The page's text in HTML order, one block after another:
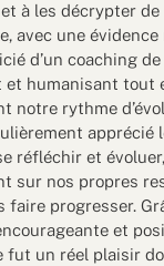
à les décrypter de
avec une évidence
d’un coaching
et humanisant tout
notre rythme
apprécié
réfléchir et
sur nos propres
faire progresser.
et
fut un réel plaisir